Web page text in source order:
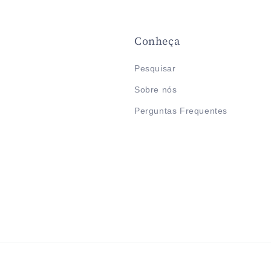
Conheça
Pesquisar
Sobre nós
Perguntas Frequentes